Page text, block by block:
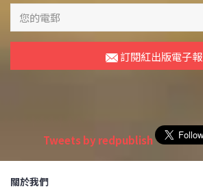
訂閱紅出版電子報
Tweets by redpublish
關於我們